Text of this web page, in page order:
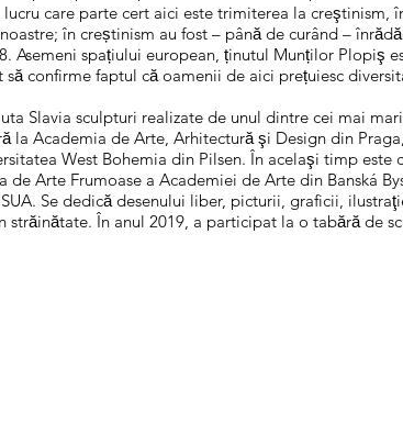
care parte cert aici este trimiterea la creştinism,
în creștinism au fost – până de curând –
Asemeni spațiului european, ținutul Munților Plopiş
confirme faptul că oamenii de aici prețuiesc
Slavia sculpturi realizate de unul dintre cei mai
la Academia de Arte, Arhitectură şi Design din
West Bohemia din Pilsen. În acelaşi timp
Arte Frumoase a Academiei de Arte din Banská
Se dedică desenului liber, picturii, graficii,
În anul 2019, a participat la o tabără de